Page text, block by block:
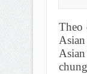
Theo